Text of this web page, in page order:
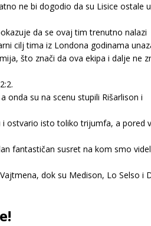
ne bi dogodio da su Lisice ostale u
da se ovaj tim trenutno nalazi
cilj tima iz Londona godinama
što znači da ova ekipa i dalje ne
onda su na scenu stupili Rišarlison i
ostvario isto toliko trijumfa, a pored
fantastičan susret na kom smo
dok su Medison, Lo Selso i